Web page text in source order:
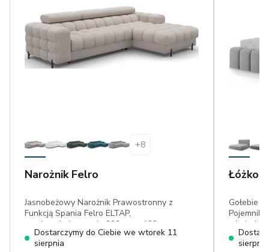
+8
Narożnik Felro
Jasnobeżowy Narożnik Prawostronny z
Funkcją Spania Felro ELTAP,
powierzchnia spania 222 cm × 123 cm,
pojemnik na pościel, ruchome
zagłówki, wysokie nóżki, przyjemny w
Dostarczymy do Ciebie we wtorek 11
sierpnia
Łóżko
Gołebie
sierpnia